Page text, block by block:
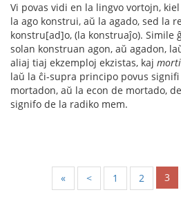
Vi povas vidi en la lingvo vortojn, kiel
la ago konstrui, aŭ la agado, sed la
konstru[ad]o, (la konstruaĵo). Simile
solan konstruan agon, aŭ agadon,
aliaj tiaj ekzemploj ekzistas, kaj morti
laŭ la ĉi-supra principo povus
mortadon, aŭ la econ de mortado,
signifo de la radiko mem.
« < 1 2 3